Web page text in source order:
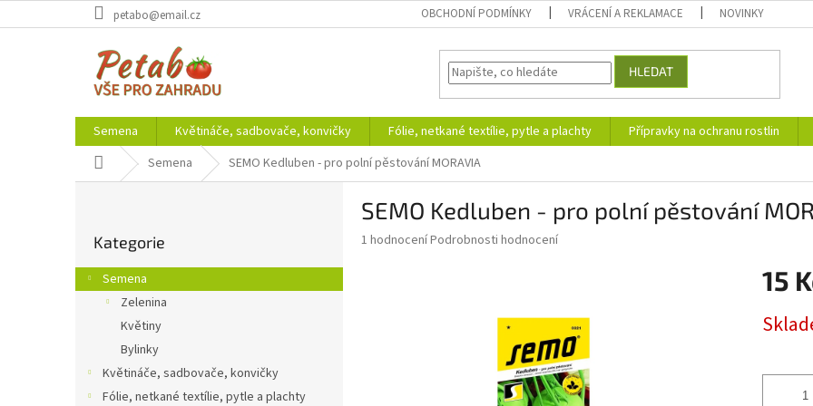
na
petabo@email.cz OBCHODNÍ PODMÍNKY VRÁCENÍ A REKLAMACE NOVINKY
HLEDAT
Semena Květináče, sadbovače, konvičky Fólie, netkané textílie, pytle a plachty Přípravky na ochranu rostlin
Domů Semena SEMO Kedluben - pro polní pěstování MORAVIA
r
a
kategorie
Kategorie
Semena
Zelenina
Květiny
Bylinky
Květináče, sadbovače, konvičky
Fólie, netkané textílie, pytle a plachty
SEMO Kedluben - pro polní pěstování
Průměrné
1 hodnoceníPodrobnosti hodnocení
15
cena: